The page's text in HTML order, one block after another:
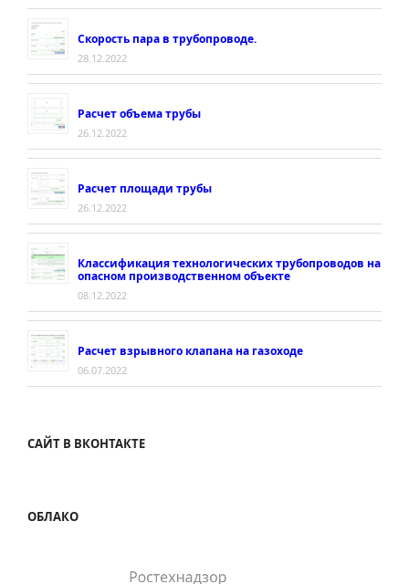
Скорость пара в трубопроводе.
28.12.2022
Расчет объема трубы
26.12.2022
Расчет площади трубы
26.12.2022
Классификация технологических трубопроводов на
опасном производственном объекте
08.12.2022
Расчет взрывного клапана на газоходе
06.07.2022
САЙТ В ВКОНТАКТЕ
ОБЛАКО